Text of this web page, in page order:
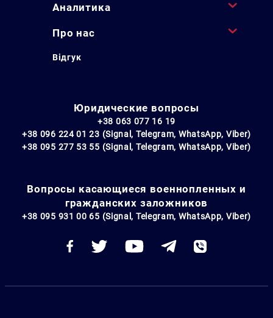
Аналитика
Про нас
Відгук
Юридические вопросы
+38 063 077 16 19
+38 096 224 01 23 (Signal, Telegram, WhatsApp, Viber)
+38 095 277 53 55 (Signal, Telegram, WhatsApp, Viber)
Вопросы касающиеся военнопленных и
гражданских заложников
+38 095 931 00 65 (Signal, Telegram, WhatsApp, Viber)